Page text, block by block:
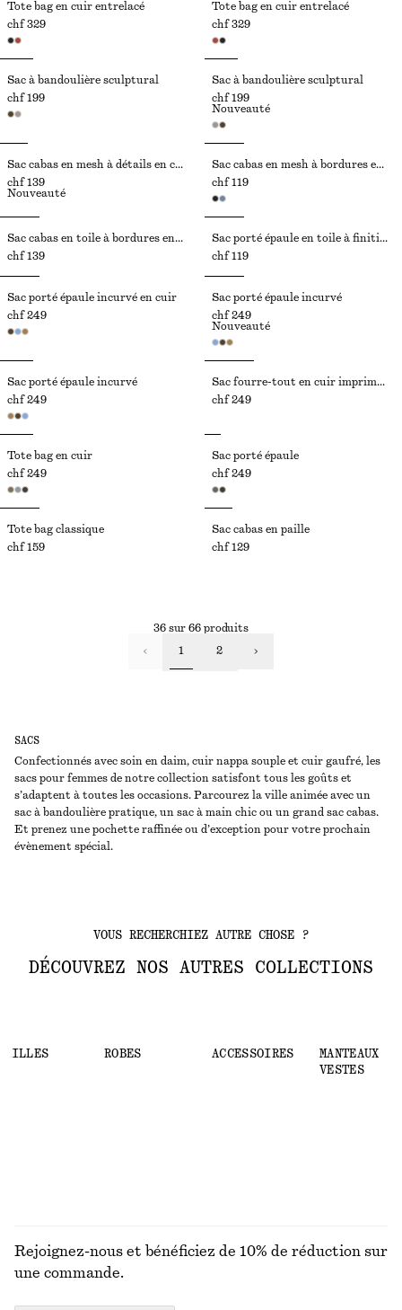
SACS
Confectionnés avec soin en daim, cuir nappa souple et cuir gaufré, les
sacs pour femmes de notre collection satisfont tous les goûts et
s’adaptent à toutes les occasions. Parcourez la ville animée avec un
sac à bandoulière pratique, un sac à main chic ou un grand sac cabas.
Et prenez une pochette raffinée ou d’exception pour votre prochain
évènement spécial.
Tote bag en cuir entrelacé
chf 329
Tote bag en cuir entrelacé
chf 329
Sac à bandoulière sculptural
chf 199
Sac à bandoulière sculptural
chf 199
Nouveauté
Sac cabas en mesh à détails en cuir
chf 139
Nouveauté
Sac cabas en mesh à bordures en cuir
chf 119
Sac cabas en toile à bordures en cuir
chf 139
Sac porté épaule en toile à finitions en cuir
chf 119
Sac porté épaule incurvé en cuir
chf 249
Sac porté épaule incurvé
chf 249
Nouveauté
Sac porté épaule incurvé
chf 249
Sac fourre-tout en cuir imprimé zèbre
chf 249
Tote bag en cuir
chf 249
Sac porté épaule
chf 249
Tote bag classique
chf 159
Sac cabas en paille
chf 129
36 sur 66 produits
1 2
VOUS RECHERCHIEZ AUTRE CHOSE ?
DÉCOUVREZ NOS AUTRES COLLECTIONS
ROBES ACCESSOIRES
MANTEAUX ET
VESTES
Rejoignez-nous et bénéficiez de 10% de réduction sur
une commande.